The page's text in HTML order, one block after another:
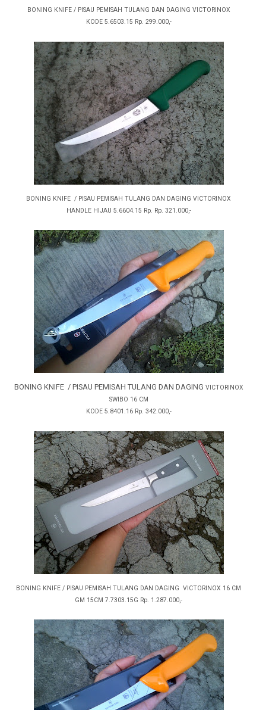
BONING KNIFE / PISAU PEMISAH TULANG DAN DAGING VICTORINOX
KODE 5.6503.15 Rp. 299.000,-
BONING KNIFE / PISAU PEMISAH TULANG DAN DAGING VICTORINOX
HANDLE HIJAU 5.6604.15 Rp. Rp. 321.000,-
BONING KNIFE / PISAU PEMISAH TULANG DAN DAGING VICTORINOX
SWIBO 16 CM
KODE 5.8401.16 Rp. 342.000,-
BONING KNIFE / PISAU PEMISAH TULANG DAN DAGING VICTORINOX 16 CM
GM 15CM 7.7303.15G Rp. 1.287.000,-